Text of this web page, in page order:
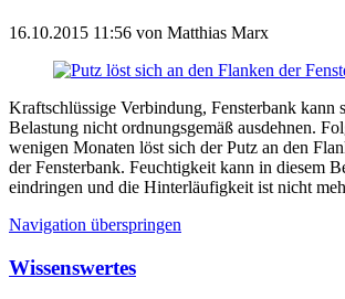
16.10.2015 11:56 von Matthias Marx
Kraftschlüssige Verbindung, Fensterbank kann
Belastung nicht ordnungsgemäß ausdehnen.
wenigen Monaten löst sich der Putz an den
der Fensterbank. Feuchtigkeit kann in diesem
eindringen und die Hinterläufigkeit ist nicht
Navigation überspringen
Wissenswertes